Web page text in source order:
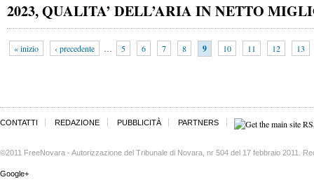
2023, QUALITA’ DELL’ARIA IN NETTO
« inizio ‹ precedente … 5 6 7 8 9 10 11 12 13
CONTATTI REDAZIONE PUBBLICITÀ PARTNERS
©2011 FreeNovara - Autorizzazione del Tribunale di Novara, nr 504 del 17 febbraio 2011.
Google+